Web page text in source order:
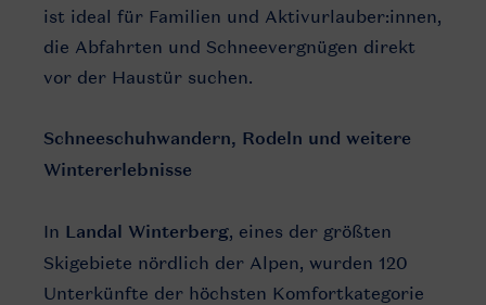
ist ideal für Familien und Aktivurlauber:innen,
die Abfahrten und Schneevergnügen direkt
vor der Haustür suchen.
Schneeschuhwandern, Rodeln und weitere
Wintererlebnisse
In Landal Winterberg, eines der größten
Skigebiete nördlich der Alpen, wurden 120
Unterkünfte der höchsten Komfortkategorie